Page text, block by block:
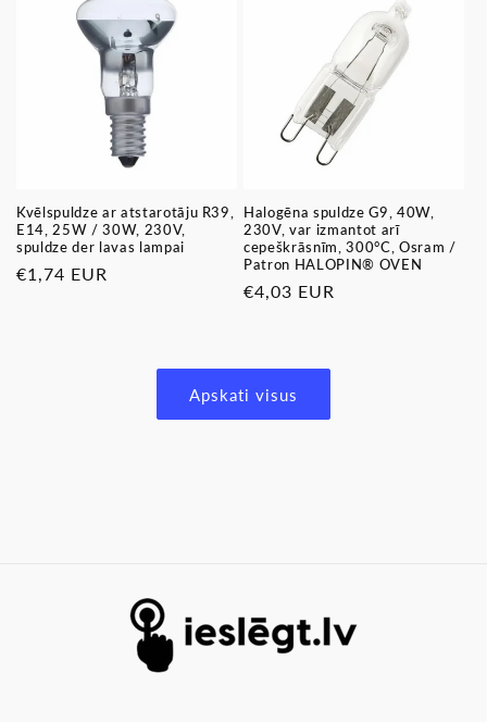
Kvēlspuldze ar atstarotāju R39,
E14, 25W / 30W, 230V,
spuldze der lavas lampai
Parastā
€1,74 EUR
Halogēna spuldze G9, 40W,
230V, var izmantot arī
cepeškrāsnīm, 300°C, Osram /
Patron HALOPIN® OVEN
Parastā
€4,03 EUR
Apskati visus